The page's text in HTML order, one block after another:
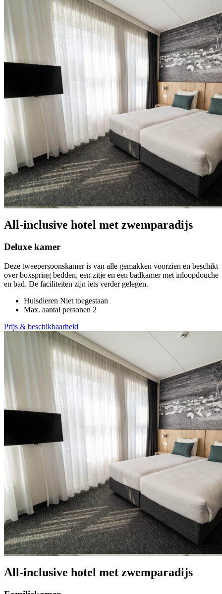
All-inclusive hotel met zwemparadijs
Deluxe kamer
Deze tweepersoonskamer is van alle gemakken voorzien en beschikt
over boxspring bedden, een zitje en een badkamer met inloopdouche
en bad. De faciliteiten zijn iets verder gelegen.
Huisdieren Niet toegestaan
Max. aantal personen 2
Prijs & beschikbaarheid
All-inclusive hotel met zwemparadijs